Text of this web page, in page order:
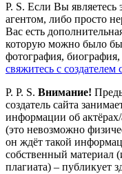
P. S. Если Вы являетесь
агентом, либо просто
Вас есть
которую можно было бы
фотография,
свяжитесь с создателем
P. P. S. Внимание!
создатель сайта
информации об актёрах/
(это невозможно
он ждёт такой
собственный материал
плагиата) – публикует